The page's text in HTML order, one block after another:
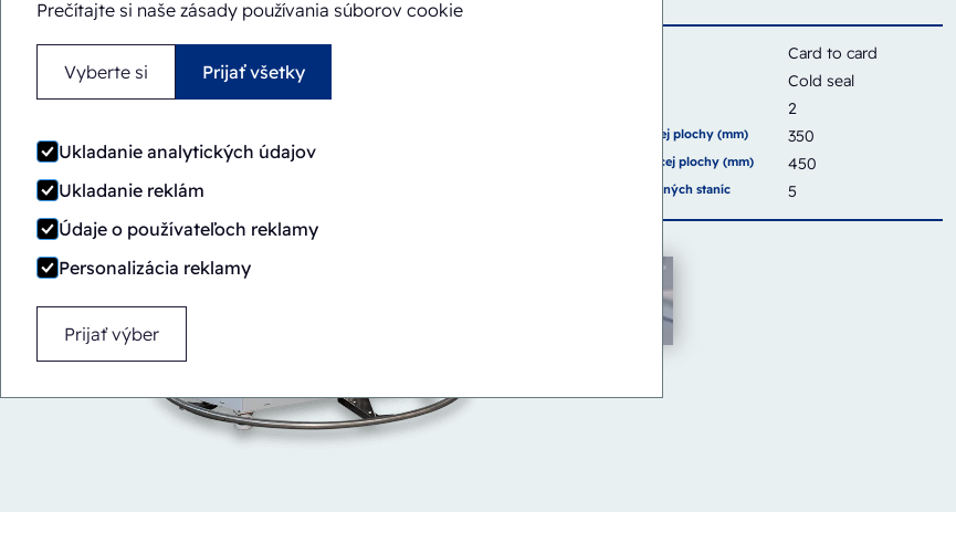
Prečítajte si naše zásady používania súborov cookie
Vyberte si Prijať všetky
Ukladanie analytických údajov
Ukladanie reklám
Údaje o používateľoch reklamy
Personalizácia reklamy
Prijať výber
Card to card
Cold seal
2
Šírka tesniacej plochy (mm) 350
Výška tesniacej plochy (mm) 450
Počet pracovných staníc 5